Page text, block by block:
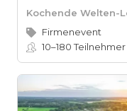
Kochende Welten-
Firmenevent
10–180Teilnehmer